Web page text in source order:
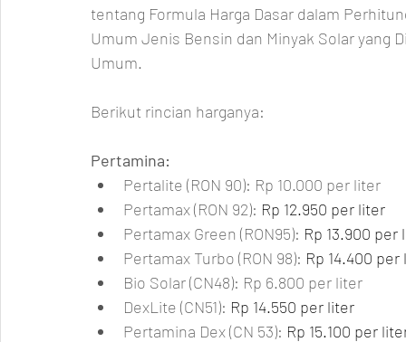
tentang Formula Harga Dasar dalam
Umum Jenis Bensin dan Minyak Solar yang
Umum.
Berikut rincian harganya:
Pertamina:
Pertalite (RON 90): Rp 10.000 per liter
Pertamax (RON 92): Rp 12.950 per liter
Pertamax Green (RON95): Rp 13.900 per
Pertamax Turbo (RON 98): Rp 14.400 per
Bio Solar (CN48): Rp 6.800 per liter
DexLite (CN51): Rp 14.550 per liter
Pertamina Dex (CN 53): Rp 15.100 per